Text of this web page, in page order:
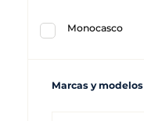
Monocasco
Marcas y modelos